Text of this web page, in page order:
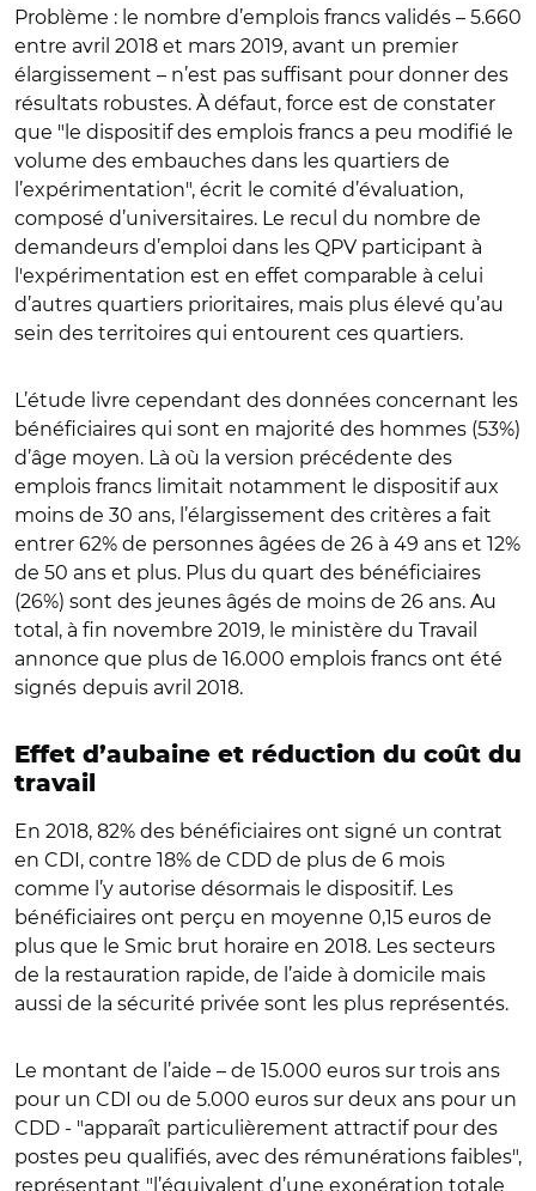
Problème : le nombre d’emplois francs validés – 5.660
entre avril 2018 et mars 2019, avant un premier
élargissement – n’est pas suffisant pour donner des
résultats robustes. À défaut, force est de constater
que "le dispositif des emplois francs a peu modifié le
volume des embauches dans les quartiers de
l’expérimentation", écrit le comité d’évaluation,
composé d’universitaires. Le recul du nombre de
demandeurs d’emploi dans les QPV participant à
l'expérimentation est en effet comparable à celui
d’autres quartiers prioritaires, mais plus élevé qu’au
sein des territoires qui entourent ces quartiers.
L’étude livre cependant des données concernant les
bénéficiaires qui sont en majorité des hommes (53%)
d’âge moyen. Là où la version précédente des
emplois francs limitait notamment le dispositif aux
moins de 30 ans, l’élargissement des critères a fait
entrer 62% de personnes âgées de 26 à 49 ans et 12%
de 50 ans et plus. Plus du quart des bénéficiaires
(26%) sont des jeunes âgés de moins de 26 ans. Au
total, à fin novembre 2019, le ministère du Travail
annonce que plus de 16.000 emplois francs ont été
signés depuis avril 2018.
Effet d’aubaine et réduction du coût du
travail
En 2018, 82% des bénéficiaires ont signé un contrat
en CDI, contre 18% de CDD de plus de 6 mois
comme l’y autorise désormais le dispositif. Les
bénéficiaires ont perçu en moyenne 0,15 euros de
plus que le Smic brut horaire en 2018. Les secteurs
de la restauration rapide, de l’aide à domicile mais
aussi de la sécurité privée sont les plus représentés.
Le montant de l’aide – de 15.000 euros sur trois ans
pour un CDI ou de 5.000 euros sur deux ans pour un
CDD - "apparaît particulièrement attractif pour des
postes peu qualifiés, avec des rémunérations faibles",
représentant "l’équivalent d’une exonération totale